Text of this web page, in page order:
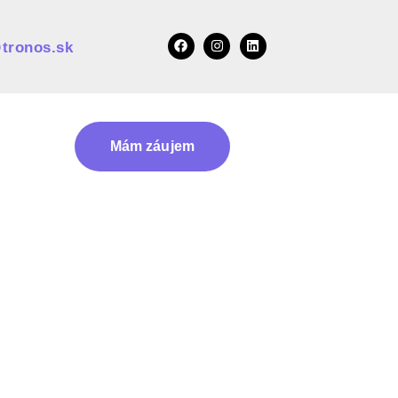
Mám záujem